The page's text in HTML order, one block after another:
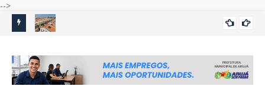
-->
comprarem o primeiro imóvel
BRASIL